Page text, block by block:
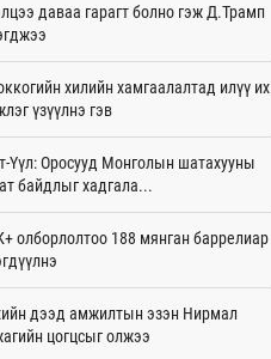
15 цаг 54 мин
улсын хамтын ажиллагааны талаар
солилцов
сард Сүхбаатар боомтоор
тонн Аи-92 автобензин импортолжээ
Н.Амарзаяа: 32 хуудастай
дэвтэр долоо хоногт л дүүрдэг
15 цаг 31 мин
даваа гарагт болно гэж Д.Трамп
хилийн хамгаалалтад илүү их
үзүүлнэ гэв
Үүл: Оросууд Монголын шатахууны
байдлыг хадгала...
олборлолтоо 188 мянган баррелиар
дээд амжилтын эзэн Нирмал
цогцсыг олжээ